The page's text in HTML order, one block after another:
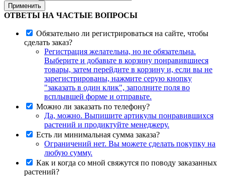
Применить
ОТВЕТЫ НА ЧАСТЫЕ ВОПРОСЫ
Обязательно ли регистрироваться на сайте, чтобы
сделать заказ?
Регистрация желательна, но не обязательна.
Выберите и добавьте в корзину понравившиеся
товары, затем перейдите в корзину и, если вы не
зарегистрированы, нажмите серую кнопку
"заказать в один клик", заполните поля во
всплывшей форме и отправьте.
Можно ли заказать по телефону?
Да, можно. Выпишите артикулы понравившихся
растений и продиктуйте менеджеру.
Есть ли минимальная сумма заказа?
Ограничений нет. Вы можете сделать покупку на
любую сумму.
Как и когда со мной свяжутся по поводу заказанных
растений?